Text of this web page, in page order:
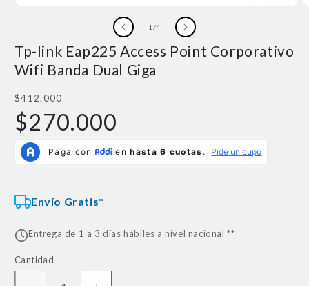
una
ventana
1 /de
4
Tp-link Eap225 Access Point Corporativo
Wifi Banda Dual Giga
Precio
habitual
$412.000
Precio
de
oferta
$270.000
Envío Gratis*
Entrega de 1 a 3 días hábiles a nivel nacional **
Cantidad